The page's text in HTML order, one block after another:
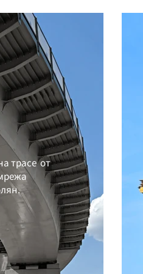
трасе от